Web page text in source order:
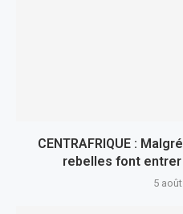
CENTRAFRIQUE :
rebelles font entrer
5